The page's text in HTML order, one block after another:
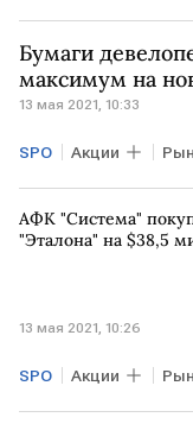
IPO
Бумаги
максимум на
13 мая 2021, 10:33
SPO Акции
Торги
АФК "Система"
"Эталона" на $38,5
13 мая 2021, 10:26
SPO Акции
АФК "Система"